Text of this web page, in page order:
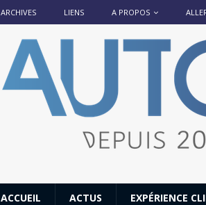
ARCHIVES LIENS A PROPOS
ACCUEIL ACTUS EXPÉRIENCE